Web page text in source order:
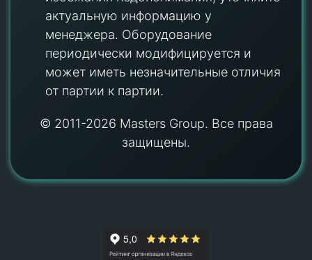
актуальную информацию у
менеджера. Оборудование
периодически модифицируется и
может иметь незначительные отличия
от партии к партии.
© 2011-2026 Masters Group. Все права
защищены.